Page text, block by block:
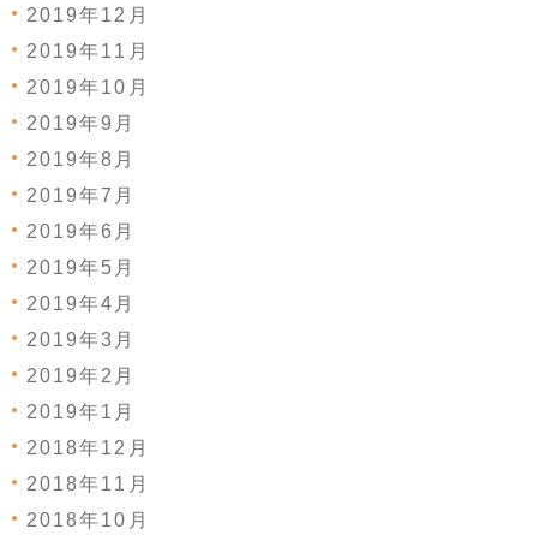
2019年12月
2019年11月
2019年10月
2019年9月
2019年8月
2019年7月
2019年6月
2019年5月
2019年4月
2019年3月
2019年2月
2019年1月
2018年12月
2018年11月
2018年10月